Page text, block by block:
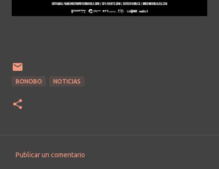
BONOBO NOTICIAS
Publicar un comentario